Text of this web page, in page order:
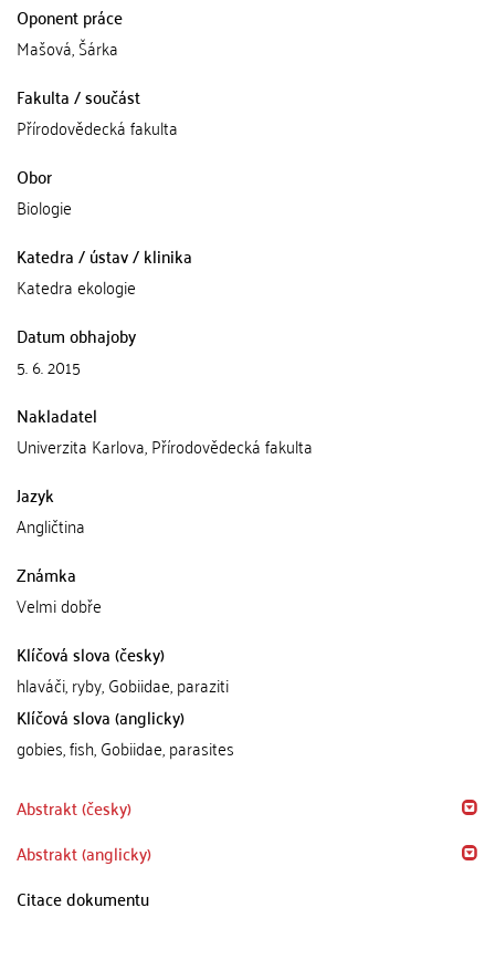
Oponent práce
Mašová, Šárka
Fakulta / součást
Přírodovědecká fakulta
Obor
Biologie
Katedra / ústav / klinika
Katedra ekologie
Datum obhajoby
5. 6. 2015
Nakladatel
Univerzita Karlova, Přírodovědecká fakulta
Jazyk
Angličtina
Známka
Velmi dobře
Klíčová slova (česky)
hlaváči, ryby, Gobiidae, paraziti
Klíčová slova (anglicky)
gobies, fish, Gobiidae, parasites
Abstrakt (česky)
Abstrakt (anglicky)
Citace dokumentu